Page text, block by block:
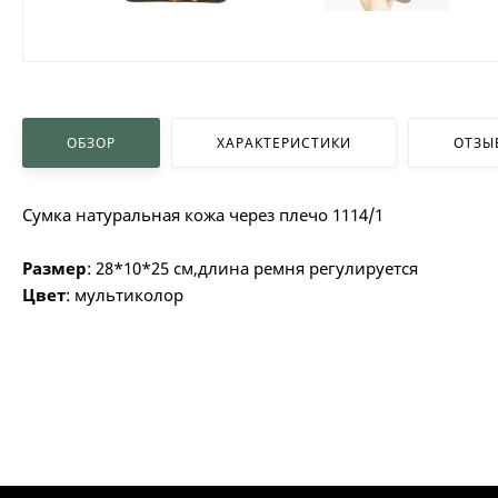
ОБЗОР ХАРАКТЕРИСТИКИ
Сумка натуральная кожа через плечо 1114/1
Размер: 28*10*25 см,длина ремня регулируется
Цвет: мультиколор